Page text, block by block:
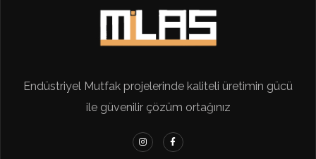
Endüstriyel Mutfak projelerinde kaliteli üretimin gücü
ile güvenilir çözüm ortağınız